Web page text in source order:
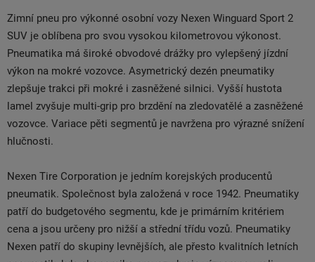
Zimní pneu pro výkonné osobní vozy Nexen Winguard Sport 2
SUV je oblíbena pro svou vysokou kilometrovou výkonost.
Pneumatika má široké obvodové drážky pro vylepšený jízdní
výkon na mokré vozovce. Asymetrický dezén pneumatiky
zlepšuje trakci při mokré i zasněžené silnici. Vyšší hustota
lamel zvyšuje multi-grip pro brzdění na zledovatělé a zasněžené
vozovce. Variace pěti segmentů je navržena pro výrazné snížení
hlučnosti.
Nexen Tire Corporation je jedním korejských producentů
pneumatik. Společnost byla založená v roce 1942. Pneumatiky
patří do budgetového segmentu, kde je primárním kritériem
cena a jsou určeny pro nižší a střední třídu vozů. Pneumatiky
Nexen patří do skupiny levnějších, ale přesto kvalitních letních